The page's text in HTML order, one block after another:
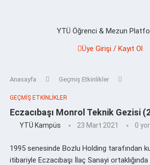
YTÜ Öğrenci & Mezun
Üye Girişi / Kayıt Ol
Anasayfa Geçmiş Etkinlikler
GEÇMIŞ ETKINLIKLER
Eczacıbaşı Monrol Teknik Gezisi
YTÜ Kampüs 23 Mart 2021 0
1995 senesinde Bozlu Holding tarafından
itibariyle Eczacıbaşı İlaç Sanayi